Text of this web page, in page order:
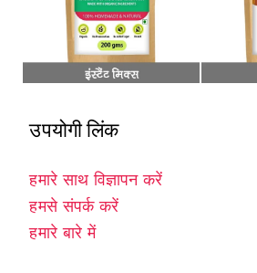
उपयोगी लिंक
हमारे साथ विज्ञापन करें
हमसे संपर्क करें
हमारे बारे में